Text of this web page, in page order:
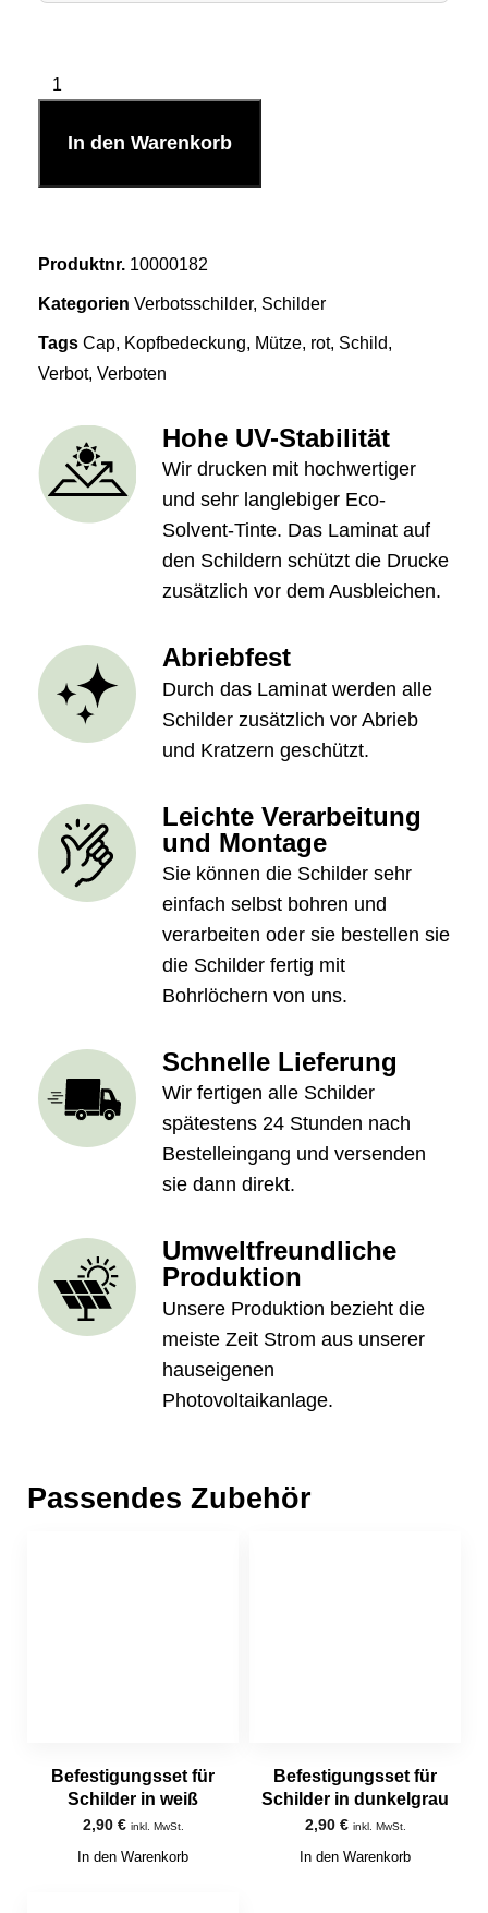
In den Warenkorb
Produktnr. 10000182
Kategorien Verbotsschilder, Schilder
Tags Cap, Kopfbedeckung, Mütze, rot, Schild,
Verbot, Verboten
Hohe UV-Stabilität
Wir drucken mit hochwertiger
und sehr langlebiger Eco-
Solvent-Tinte. Das Laminat auf
den Schildern schützt die Drucke
zusätzlich vor dem Ausbleichen.
Abriebfest
Durch das Laminat werden alle
Schilder zusätzlich vor Abrieb
und Kratzern geschützt.
Leichte Verarbeitung
und Montage
Sie können die Schilder sehr
einfach selbst bohren und
verarbeiten oder sie bestellen sie
die Schilder fertig mit
Bohrlöchern von uns.
Schnelle Lieferung
Wir fertigen alle Schilder
spätestens 24 Stunden nach
Bestelleingang und versenden
sie dann direkt.
Umweltfreundliche
Produktion
Unsere Produktion bezieht die
meiste Zeit Strom aus unserer
hauseigenen
Photovoltaikanlage.
Passendes Zubehör
Befestigungsset für
Schilder in weiß
2,90 € inkl. MwSt.
In den Warenkorb
Befestigungsset für
Schilder in dunkelgrau
2,90 € inkl. MwSt.
In den Warenkorb